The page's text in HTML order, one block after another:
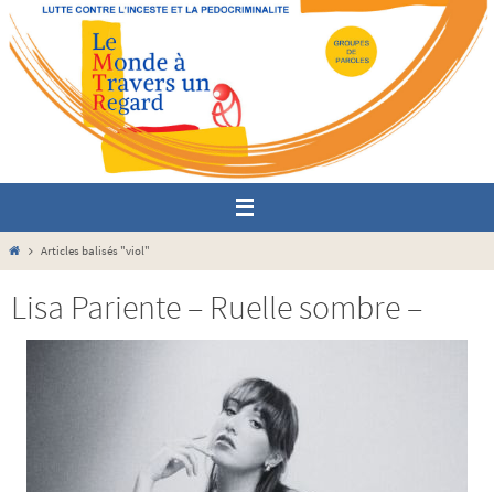
Passer
vers
contenu
HomeArticles balisés "viol"
Lisa Pariente – Ruelle sombre –